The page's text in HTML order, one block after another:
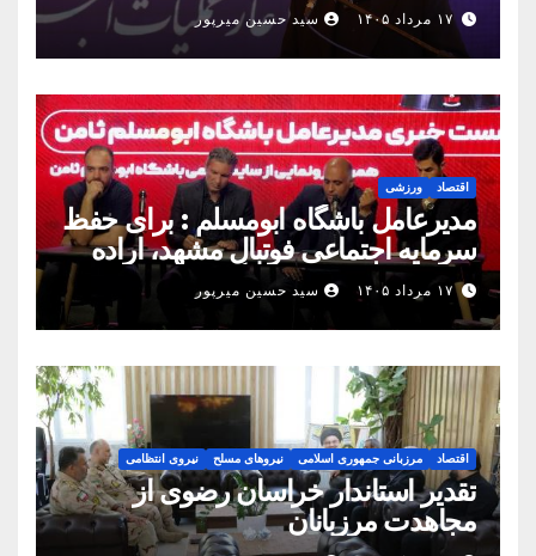
همت پروژه در ۱۶۰ روز به بهره‌برداری
رسید
۱۷ مرداد ۱۴۰۵ سید حسین میرپور
اقتصاد ورزشی
مدیرعامل باشگاه ابومسلم : برای حفظ
سرمایه اجتماعی فوتبال مشهد، اراده
مشترک استان شکل بگیرد
۱۷ مرداد ۱۴۰۵ سید حسین میرپور
اقتصاد مرزبانی جمهوری اسلامی نیروهای مسلح نیروی انتظامی
تقدیر استاندار خراسان رضوی از
مجاهدت مرزبانان